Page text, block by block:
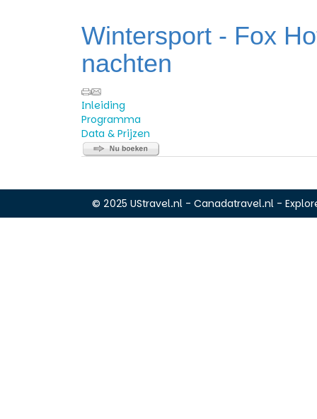
Wintersport - Fox
nachten
Inleiding
Programma
Data & Prijzen
© 2025 UStravel.nl - Canadatravel.nl -